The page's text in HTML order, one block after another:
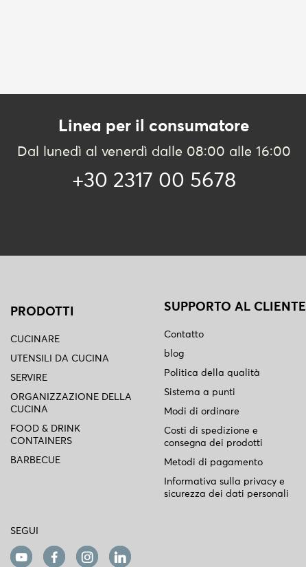
Linea per il consumatore
Dal lunedì al venerdì dalle 08:00 alle 16:00
+30 2317 00 5678
PRODOTTI
CUCINARE
UTENSILI DA CUCINA
SERVIRE
ORGANIZZAZIONE DELLA
CUCINA
FOOD & DRINK
CONTAINERS
BARBECUE
SUPPORTO AL CLIENTE
Contatto
blog
Politica della qualità
Sistema a punti
Modi di ordinare
Costi di spedizione e
consegna dei prodotti
Metodi di pagamento
Informativa sulla privacy e
sicurezza dei dati personali
SEGUI